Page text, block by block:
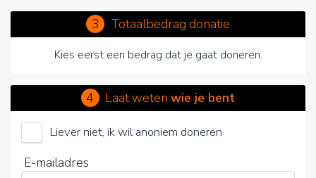
3 Totaalbedrag donatie
Kies eerst een bedrag dat je gaat doneren.
Jantje Beton
4 Laat wetenwie je bent
Liever niet, ik wil anoniem doneren
E-mailadres